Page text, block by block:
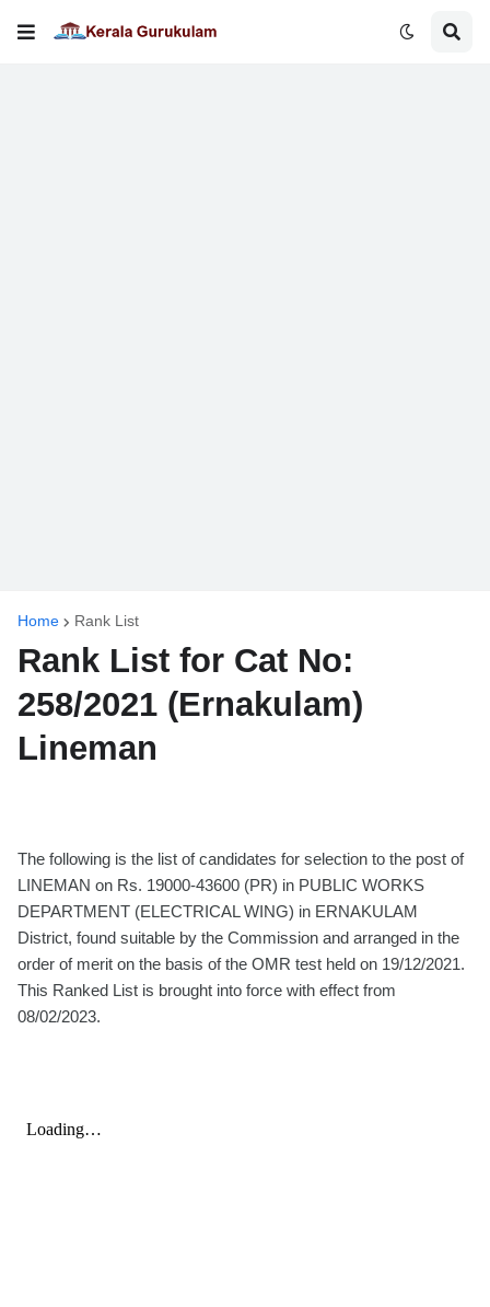
Home Rank List
Rank List for Cat No:
258/2021 (Ernakulam)
Lineman
The following is the list of candidates for selection to the post of
LINEMAN on Rs. 19000-43600 (PR) in PUBLIC WORKS
DEPARTMENT (ELECTRICAL WING) in ERNAKULAM
District, found suitable by the Commission and arranged in the
order of merit on the basis of the OMR test held on 19/12/2021.
This Ranked List is brought into force with effect from
08/02/2023.